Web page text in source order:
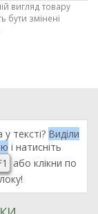
вигляд товару
бути змінені
тексті? Виділи
і натисніть
або клікни по